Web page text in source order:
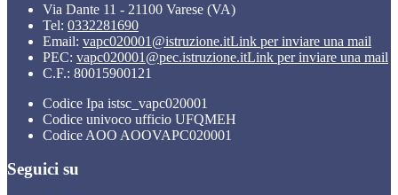
Via Dante 11 - 21100 Varese (VA)
Tel: 0332281690
Email: vapc020001@istruzione.itLink per inviare una mail
PEC: vapc020001@pec.istruzione.itLink per inviare una mail
C.F.: 80015900121
Codice Ipa istsc_vapc020001
Codice univoco ufficio UFQMEH
Codice AOO AOOVAPC020001
Seguici su